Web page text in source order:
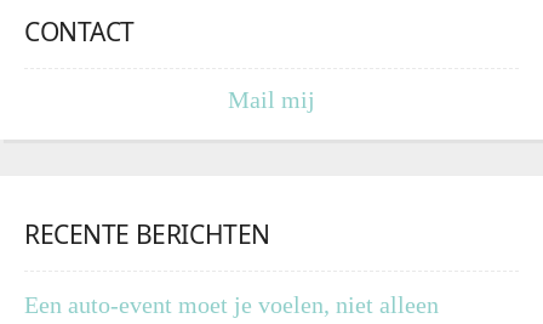
CONTACT
Mail mij
RECENTE BERICHTEN
Een auto-event moet je voelen, niet alleen